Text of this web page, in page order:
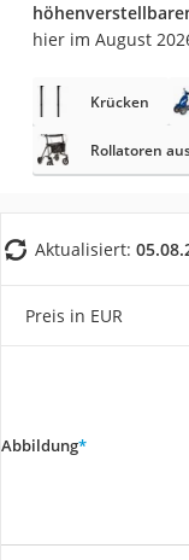
hier im August
Krücken
Rollatoren
Aktualisiert:
Preis in EUR
Abbildung*